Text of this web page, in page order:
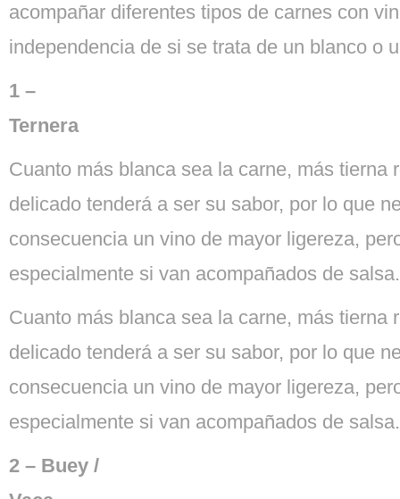
acompañar diferentes tipos de carnes con
independencia de si se trata de un blanco o
1 –
Ternera
Cuanto más blanca sea la carne, más tierna
delicado tenderá a ser su sabor, por lo que
consecuencia un vino de mayor ligereza,
especialmente si van acompañados de salsa.
Cuanto más blanca sea la carne, más tierna
delicado tenderá a ser su sabor, por lo que
consecuencia un vino de mayor ligereza,
especialmente si van acompañados de salsa.
2 – Buey /